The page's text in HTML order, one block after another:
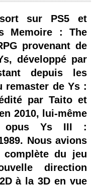
sur PS5 et
Memoire : The
provenant de
développé par
depuis les
remaster de Ys :
par Taito et
2010, lui-même
opus Ys III :
Nous avions
du jeu
direction
à la 3D en vue